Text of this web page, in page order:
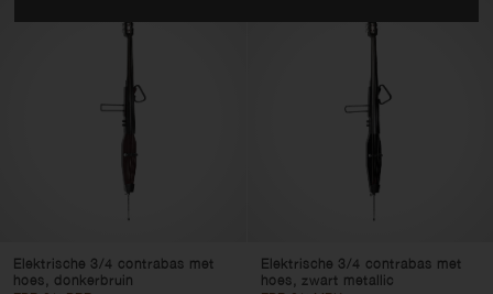
Contrabassen
Elektrische 3/4 contrabas met
hoes, donkerbruin
Elektrische 3/4 contrabas met
hoes, zwart metallic